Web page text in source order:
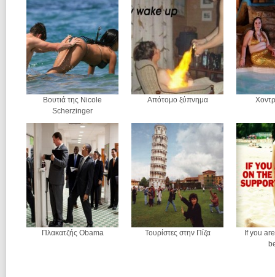
Βουτιά της Nicole
Scherzinger
Απότομο ξύπνημα
Πλακατζής Obama Τουρίστες στην Πίζα
If you